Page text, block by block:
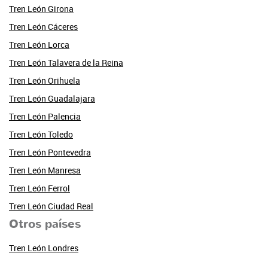
Tren León Girona
Tren León Cáceres
Tren León Lorca
Tren León Talavera de la Reina
Tren León Orihuela
Tren León Guadalajara
Tren León Palencia
Tren León Toledo
Tren León Pontevedra
Tren León Manresa
Tren León Ferrol
Tren León Ciudad Real
Otros países
Tren León Londres